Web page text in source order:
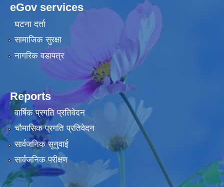
eGov services
घटना दर्ता
सामाजिक सुरक्षा
नागरिक वडापत्र
Reports
वार्षिक प्रगति प्रतिवेदन
चौमासिक प्रगति प्रतिवेदन
सार्वजनिक सुनुवाई
सार्वजनिक परीक्षण